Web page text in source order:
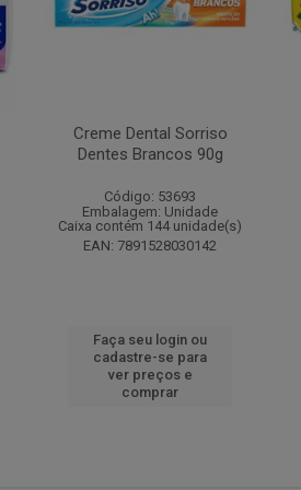
Creme Dental Sorriso
Dentes Brancos 90g
Código: 53693
Embalagem: Unidade
Caixa contém 144 unidade(s)
EAN: 7891528030142
Faça seu login ou
cadastre-se para
ver preços e
comprar